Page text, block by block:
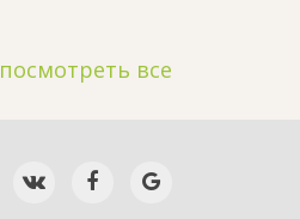
посмотреть все